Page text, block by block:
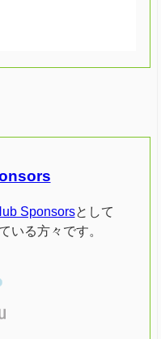
Sponsorsとして
いる方々です。